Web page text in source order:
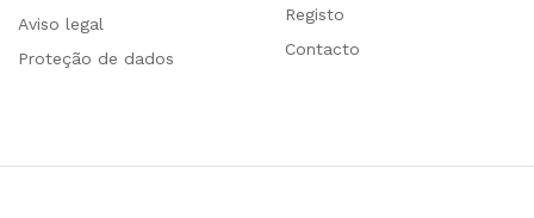
Aviso legal
Proteção de dados
Registo
Contacto